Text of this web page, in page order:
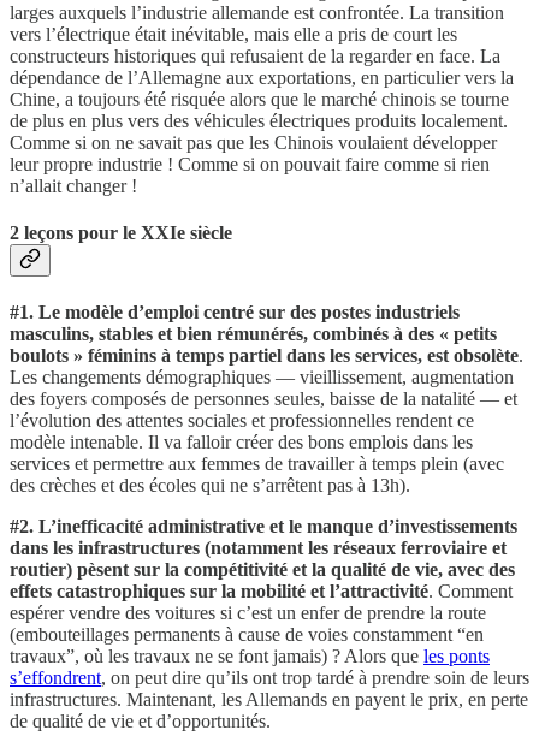
larges auxquels l’industrie allemande est confrontée. La transition
vers l’électrique était inévitable, mais elle a pris de court les
constructeurs historiques qui refusaient de la regarder en face. La
dépendance de l’Allemagne aux exportations, en particulier vers la
Chine, a toujours été risquée alors que le marché chinois se tourne
de plus en plus vers des véhicules électriques produits localement.
Comme si on ne savait pas que les Chinois voulaient développer
leur propre industrie ! Comme si on pouvait faire comme si rien
n’allait changer !
2 leçons pour le XXIe siècle
#1. Le modèle d’emploi centré sur des postes industriels
masculins, stables et bien rémunérés, combinés à des « petits
boulots » féminins à temps partiel dans les services, est obsolète.
Les changements démographiques — vieillissement, augmentation
des foyers composés de personnes seules, baisse de la natalité — et
l’évolution des attentes sociales et professionnelles rendent ce
modèle intenable. Il va falloir créer des bons emplois dans les
services et permettre aux femmes de travailler à temps plein (avec
des crèches et des écoles qui ne s’arrêtent pas à 13h).
#2. L’inefficacité administrative et le manque d’investissements
dans les infrastructures (notamment les réseaux ferroviaire et
routier) pèsent sur la compétitivité et la qualité de vie, avec des
effets catastrophiques sur la mobilité et l’attractivité. Comment
espérer vendre des voitures si c’est un enfer de prendre la route
(embouteillages permanents à cause de voies constamment “en
travaux”, où les travaux ne se font jamais) ? Alors que les ponts
s’effondrent, on peut dire qu’ils ont trop tardé à prendre soin de leurs
infrastructures. Maintenant, les Allemands en payent le prix, en perte
de qualité de vie et d’opportunités.